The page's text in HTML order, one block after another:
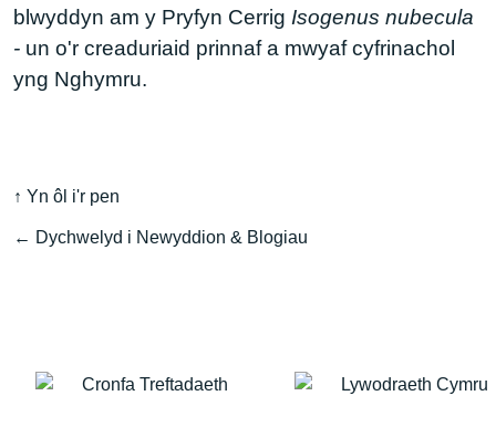
blwyddyn am y Pryfyn Cerrig Isogenus nubecula
- un o'r creaduriaid prinnaf a mwyaf cyfrinachol
yng Nghymru.
↑ Yn ôl i'r pen
← Dychwelyd i Newyddion & Blogiau